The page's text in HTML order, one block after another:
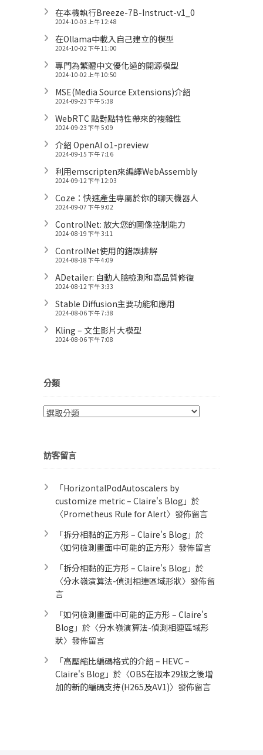
在本機執行Breeze-7B-Instruct-v1_0
2024-10-03 上午 12:48
在Ollama中載入自己建立的模型
2024-10-02 下午 11:00
專門為繁體中文優化過的開源模型
2024-10-02 上午 10:50
MSE(Media Source Extensions)介紹
2024-09-23 下午 5:38
WebRTC 點對點特性帶來的複雜性
2024-09-23 下午 5:09
介紹 OpenAI o1-preview
2024-09-15 下午 7:16
利用emscripten來編譯WebAssembly
2024-09-12 下午 12:03
Coze：快速產生專屬於你的聊天機器人
2024-09-07 下午 9:02
ControlNet: 放大您的圖像控制能力
2024-08-19 下午 3:11
ControlNet使用的錯誤排解
2024-08-18 下午 4:09
ADetailer: 自動人臉檢測和高品質修復
2024-08-12 下午 3:33
Stable Diffusion主要功能和應用
2024-08-06 下午 7:38
Kling – 文生影片大模型
2024-08-06 下午 7:08
分類
分
訪客留言
「HorizontalPodAutoscalers by
customize metric – Claire's Blog 」於
〈Prometheus Rule for Alert​〉發佈留言
「拆分相黏的正方形 – Claire's Blog 」於
〈如何檢測畫面中可能的正方形〉發佈留言
「拆分相黏的正方形 – Claire's Blog 」於
〈分水嶺演算法-偵測相連區域形狀〉發佈留
言
「如何檢測畫面中可能的正方形 – Claire's
Blog 」於〈分水嶺演算法-偵測相連區域形
狀〉發佈留言
「高壓縮比編碼格式的介紹 – HEVC –
Claire's Blog 」於〈OBS在版本29版之後增
加的新的編碼支持(H265及AV1)〉發佈留言